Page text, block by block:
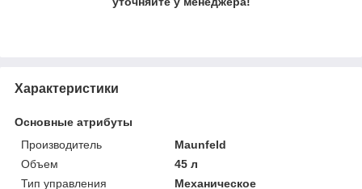
Характеристики
Основные атрибуты
Производитель
Maunfeld
Объем
45 л
Тип управления
Механическое